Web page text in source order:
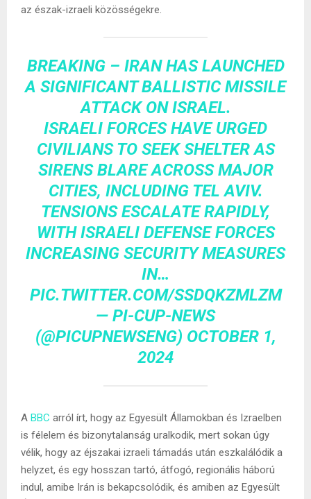
az észak-izraeli közösségekre.
BREAKING – IRAN HAS LAUNCHED
A SIGNIFICANT BALLISTIC MISSILE
ATTACK ON ISRAEL.
ISRAELI FORCES HAVE URGED
CIVILIANS TO SEEK SHELTER AS
SIRENS BLARE ACROSS MAJOR
CITIES, INCLUDING TEL AVIV.
TENSIONS ESCALATE RAPIDLY,
WITH ISRAELI DEFENSE FORCES
INCREASING SECURITY MEASURES
IN…
PIC.TWITTER.COM/SSDQKZMLZM
— PI-CUP-NEWS
(@PICUPNEWSENG) OCTOBER 1,
2024
A BBC arról írt, hogy az Egyesült Államokban és Izraelben
is félelem és bizonytalanság uralkodik, mert sokan úgy
vélik, hogy az éjszakai izraeli támadás után eszkalálódik a
helyzet, és egy hosszan tartó, átfogó, regionális háború
indul, amibe Irán is bekapcsolódik, és amiben az Egyesült